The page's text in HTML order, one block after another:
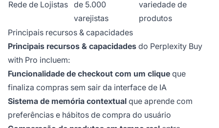
Rede de Lojistas de 5.000
varejistas
variedade de
produtos
Principais recursos & capacidades
Principais recursos & capacidades do Perplexity Buy
with Pro incluem:
Funcionalidade de checkout com um clique que
finaliza compras sem sair da interface de IA
Sistema de memória contextual que aprende com
preferências e hábitos de compra do usuário